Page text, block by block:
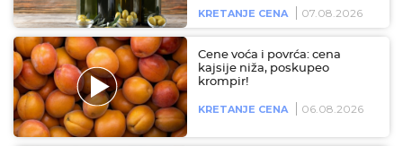
KRETANJE CENA 07.08.2026
Cene voća i povrća: cena
kajsije niža, poskupeo
krompir!
KRETANJE CENA 06.08.2026